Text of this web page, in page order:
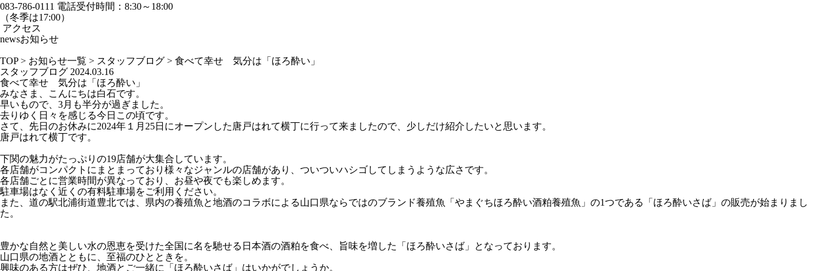
083-786-0111 電話受付時間：8:30～18:00
（冬季は17:00）
アクセス
newsお知らせ
TOP> お知らせ一覧 > スタッフブログ > 食べて幸せ 気分は「ほろ酔い」
スタッフブログ 2024.03.16
食べて幸せ 気分は「ほろ酔い」
みなさま、こんにちは白石です。
早いもので、3月も半分が過ぎました。
去りゆく日々を感じる今日この頃です。
さて、先日のお休みに2024年１月25日にオープンした唐戸はれて横丁に行って来ましたので、少しだけ紹介したいと思います。
唐戸はれて横丁です。
下関の魅力がたっぷりの19店舗が大集合しています。
各店舗がコンパクトにまとまっており様々なジャンルの店舗があり、ついついハシゴしてしまうような広さです。
各店舗ごとに営業時間が異なっており、お昼や夜でも楽しめます。
駐車場はなく近くの有料駐車場をご利用ください。
また、道の駅北浦街道豊北では、県内の養殖魚と地酒のコラボによる山口県ならではのブランド養殖魚「やまぐちほろ酔い酒粕養殖魚」の1つである「ほろ酔いさば」の販売が始まりまし
た。
豊かな自然と美しい水の恩恵を受けた全国に名を馳せる日本酒の酒粕を食べ、旨味を増した「ほろ酔いさば」となっております。
山口県の地酒とともに、至福のひとときを。
興味のある方はぜひ、地酒とご一緒に「ほろ酔いさば」はいかがでしょうか。